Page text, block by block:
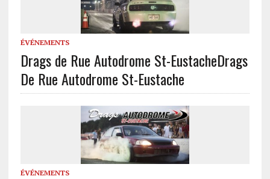
ÉVÉNEMENTS
Drags de Rue Autodrome St-EustacheDrags
De Rue Autodrome St-Eustache
ÉVÉNEMENTS